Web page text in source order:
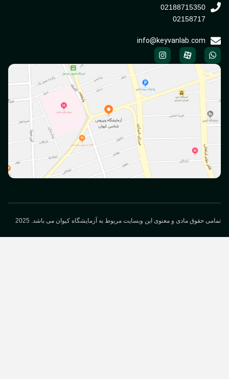
02188715350
02158717
info@keyvanlab.com
حقوق مادی و معنوی این وبسایت مربوط به آزمایشگاه کیوان می باشد. 2025